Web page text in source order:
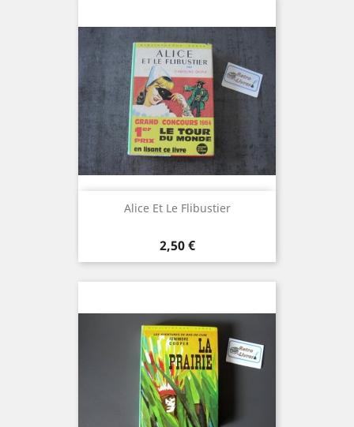
Alice Et Le Flibustier
Prix
2,50 €